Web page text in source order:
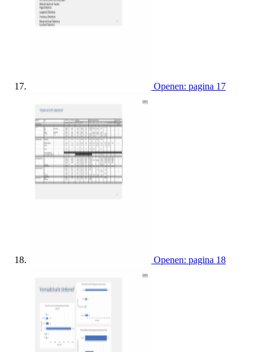
Openen: pagina 17
Openen: pagina 18